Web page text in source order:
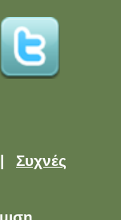
| Συχνές